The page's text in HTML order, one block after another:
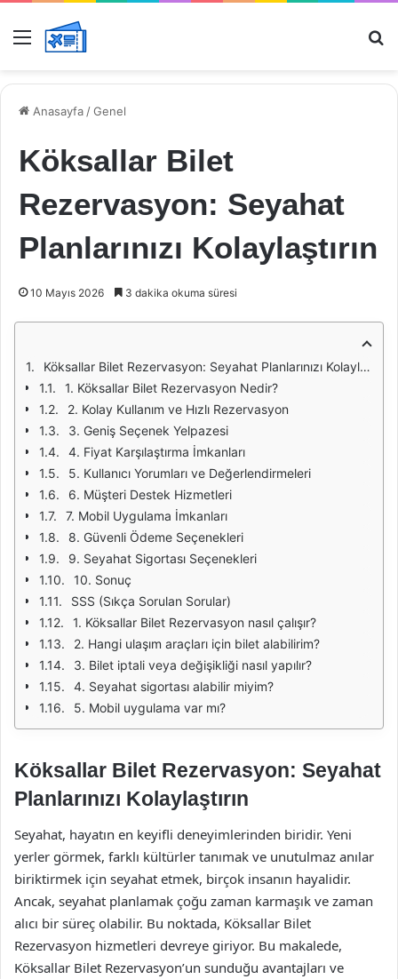
Menü
Anasayfa /Genel
Köksallar Bilet
Rezervasyon: Seyahat
Planlarınızı Kolaylaştırın
10 Mayıs 2026 3 dakika okuma süresi
Köksallar Bilet Rezervasyon: Seyahat Planlarınızı Kolaylaştırın
1. Köksallar Bilet Rezervasyon Nedir?
2. Kolay Kullanım ve Hızlı Rezervasyon
3. Geniş Seçenek Yelpazesi
4. Fiyat Karşılaştırma İmkanları
5. Kullanıcı Yorumları ve Değerlendirmeleri
6. Müşteri Destek Hizmetleri
7. Mobil Uygulama İmkanları
8. Güvenli Ödeme Seçenekleri
9. Seyahat Sigortası Seçenekleri
10. Sonuç
SSS (Sıkça Sorulan Sorular)
1. Köksallar Bilet Rezervasyon nasıl çalışır?
2. Hangi ulaşım araçları için bilet alabilirim?
3. Bilet iptali veya değişikliği nasıl yapılır?
4. Seyahat sigortası alabilir miyim?
5. Mobil uygulama var mı?
Köksallar Bilet Rezervasyon: Seyahat
Planlarınızı Kolaylaştırın
Seyahat, hayatın en keyifli deneyimlerinden biridir. Yeni
yerler görmek, farklı kültürler tanımak ve unutulmaz anılar
biriktirmek için seyahat etmek, birçok insanın hayalidir.
Ancak, seyahat planlamak çoğu zaman karmaşık ve zaman
alıcı bir süreç olabilir. Bu noktada, Köksallar Bilet
Rezervasyon hizmetleri devreye giriyor. Bu makalede,
Köksallar Bilet Rezervasyon’un sunduğu avantajları ve